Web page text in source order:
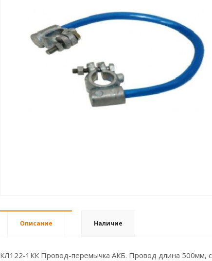
Описание Наличие
КЛ122-1КК Провод-перемычка АКБ. Провод длина 500мм,